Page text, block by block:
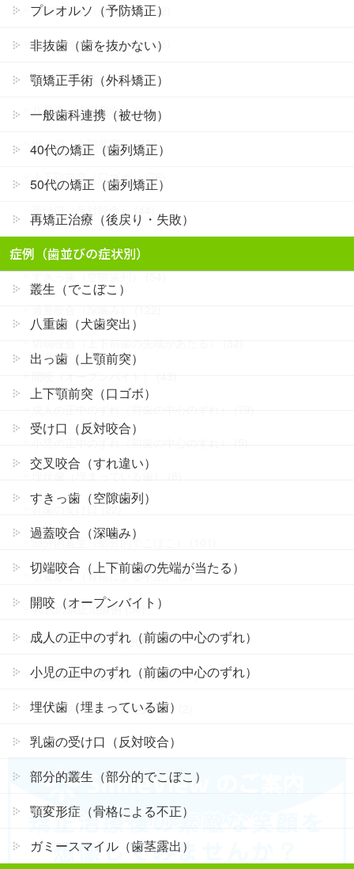
顎矯正手術（外科矯正） (2)
一般歯科連携（被せ物） (6)
叢生（でこぼこ） (448)
八重歯（犬歯突出） (94)
出っ歯（上顎前突） (234)
上下顎前突（口ゴボ） (76)
受け口（反対咬合） (44)
すきっ歯（空隙歯列） (54)
乳歯の受け口 (22)
部分的叢生（部分的でこぼこ） (101)
顎変形症（骨格による不正） (2)
40代の矯正治療例 (50)
50代の矯正治療例 (20)
再矯正治療（後戻り・失敗） (57)
ガミースマイル（歯茎露出） (2)
プレオルソ（予防矯正）
非抜歯（歯を抜かない）
顎矯正手術（外科矯正）
一般歯科連携（被せ物）
40代の矯正（歯列矯正）
50代の矯正（歯列矯正）
再矯正治療（後戻り・失敗）
症例（歯並びの症状別）
叢生（でこぼこ）
八重歯（犬歯突出）
出っ歯（上顎前突）
上下顎前突（口ゴボ）
受け口（反対咬合）
交叉咬合（すれ違い）
すきっ歯（空隙歯列）
過蓋咬合（深噛み）
切端咬合（上下前歯の先端が当たる）
開咬（オープンバイト）
成人の正中のずれ（前歯の中心のずれ）
小児の正中のずれ（前歯の中心のずれ）
埋伏歯（埋まっている歯）
乳歯の受け口（反対咬合）
部分的叢生（部分的でこぼこ）
顎変形症（骨格による不正）
ガミースマイル（歯茎露出）